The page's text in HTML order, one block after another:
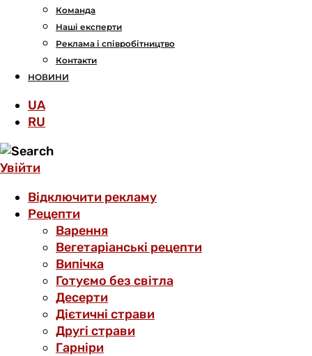
Команда
Наші експерти
Реклама і співробітництво
Контакти
НОВИНИ
UA
RU
Увійти
Відключити рекламу
Рецепти
Варення
Вегетаріанські рецепти
Випічка
Готуємо без світла
Десерти
Дієтичні страви
Другі страви
Гарніри